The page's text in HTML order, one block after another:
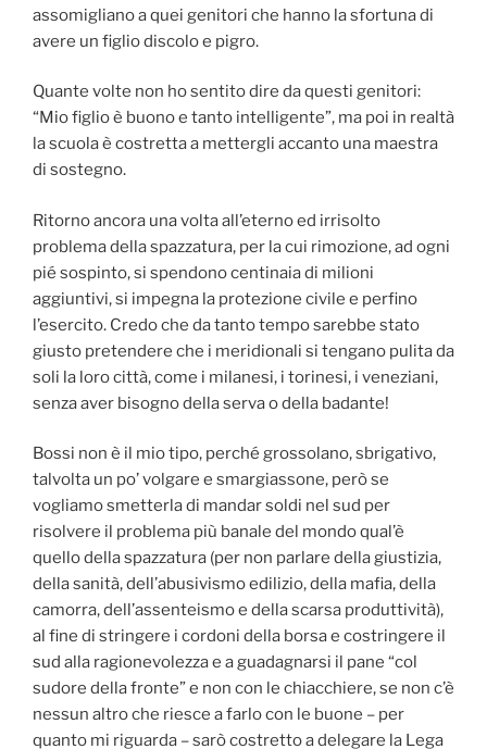
assomigliano a quei genitori che hanno la sfortuna di
avere un figlio discolo e pigro.
Quante volte non ho sentito dire da questi genitori:
“Mio figlio è buono e tanto intelligente”, ma poi in realtà
la scuola è costretta a mettergli accanto una maestra
di sostegno.
Ritorno ancora una volta all’eterno ed irrisolto
problema della spazzatura, per la cui rimozione, ad ogni
pié sospinto, si spendono centinaia di milioni
aggiuntivi, si impegna la protezione civile e perfino
l’esercito. Credo che da tanto tempo sarebbe stato
giusto pretendere che i meridionali si tengano pulita da
soli la loro città, come i milanesi, i torinesi, i veneziani,
senza aver bisogno della serva o della badante!
Bossi non è il mio tipo, perché grossolano, sbrigativo,
talvolta un po’ volgare e smargiassone, però se
vogliamo smetterla di mandar soldi nel sud per
risolvere il problema più banale del mondo qual’è
quello della spazzatura (per non parlare della giustizia,
della sanità, dell’abusivismo edilizio, della mafia, della
camorra, dell’assenteismo e della scarsa produttività),
al fine di stringere i cordoni della borsa e costringere il
sud alla ragionevolezza e a guadagnarsi il pane “col
sudore della fronte” e non con le chiacchiere, se non c’è
nessun altro che riesce a farlo con le buone – per
quanto mi riguarda – sarò costretto a delegare la Lega